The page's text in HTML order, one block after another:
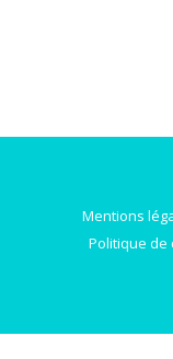
Mentions
Politique de